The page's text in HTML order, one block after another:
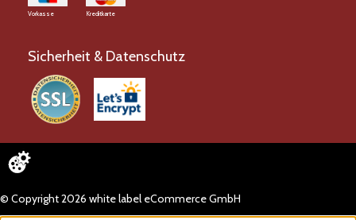
Vorkasse Kreditkarte
Sicherheit & Datenschutz
© Copyright 2026 white label eCommerce GmbH